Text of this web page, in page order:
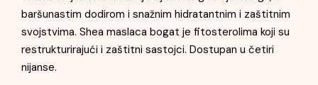
baršunastim dodirom i snažnim hidratantnim i zaštitnim
svojstvima. Shea maslaca bogat je fitosterolima koji su
restrukturirajući i zaštitni sastojci. Dostupan u četiri
nijanse.